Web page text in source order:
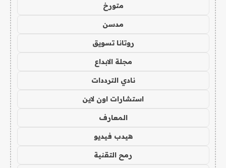
متورخ
مدسن
روتانا تسويق
مجلة الابداع
نادي الترددات
استشارات اون لاين
المعارف
هيدب فيديو
رمح التقنية